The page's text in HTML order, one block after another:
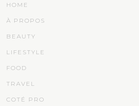
HOME
À PROPOS
BEAUTY
LIFESTYLE
FOOD
TRAVEL
COTÉ PRO